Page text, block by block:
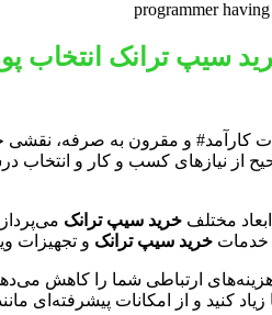
سیپ ترانک انتخاب
کارآمد# و مقرون به صرفه،
از نیازهای کسب و کار و انتخاب
مختلف خرید سیپ ترانک
خدمات خرید سیپ ترانک و تجهیزات
هزینه‌های ارتباطی شما را کاهش
زیاد کنید و از امکانات